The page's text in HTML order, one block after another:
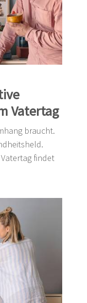
Vatertag
braucht.
findet